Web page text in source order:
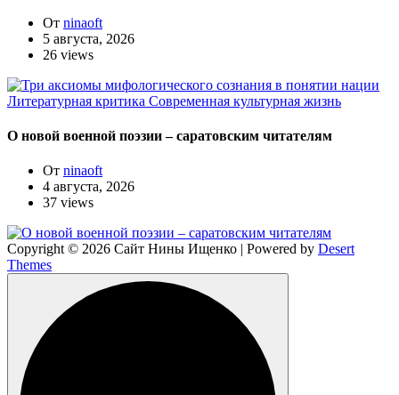
От ninaoft
5 августа, 2026
26 views
Литературная критика Современная культурная жизнь
О новой военной поэзии – саратовским читателям
От ninaoft
4 августа, 2026
37 views
Copyright © 2026 Сайт Нины Ищенко | Powered by Desert
Themes